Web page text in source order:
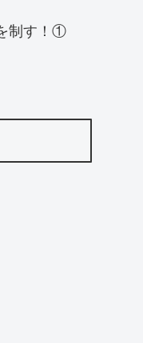
制す！①